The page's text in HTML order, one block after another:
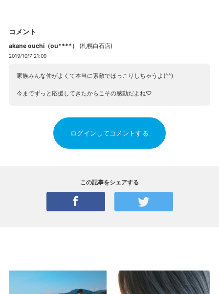
コメント
akane ouchi（ou****） (札幌白石店)
2019/10/7 21:09
家族みんな仲がよくて本当に素敵でほっこりしちゃうよ(^^)
今までずっと応援してきたからこその感動だよね♡
ログインしてコメントする
この記事をシェアする